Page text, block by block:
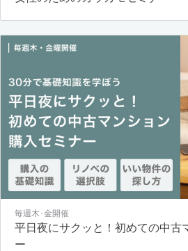
毎週木･金開催
平日夜にサクッと！初めての中古
ー